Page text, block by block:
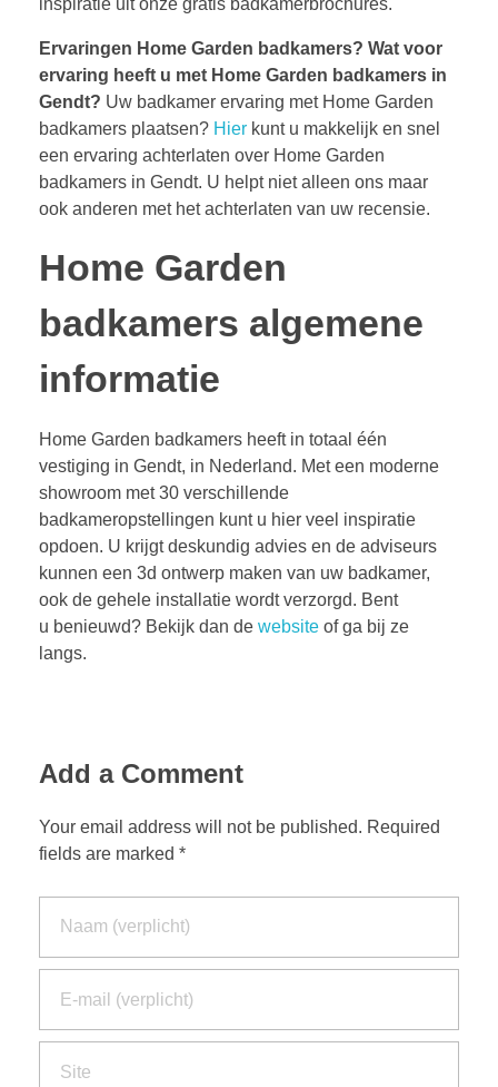
Ervaringen Home Garden badkamers? Wat voor
ervaring heeft u met Home Garden badkamers in
Gendt? Uw badkamer ervaring met Home Garden
badkamers plaatsen? Hier kunt u makkelijk en snel
een ervaring achterlaten over Home Garden
badkamers in Gendt. U helpt niet alleen ons maar
ook anderen met het achterlaten van uw recensie.
Home Garden
badkamers algemene
informatie
Home Garden badkamers heeft in totaal één
vestiging in Gendt, in Nederland. Met een moderne
showroom met 30 verschillende
badkameropstellingen kunt u hier veel inspiratie
opdoen. U krijgt deskundig advies en de adviseurs
kunnen een 3d ontwerp maken van uw badkamer,
ook de gehele installatie wordt verzorgd. Bent
u benieuwd? Bekijk dan de website of ga bij ze
langs.
Add a Comment
Your email address will not be published. Required
fields are marked *